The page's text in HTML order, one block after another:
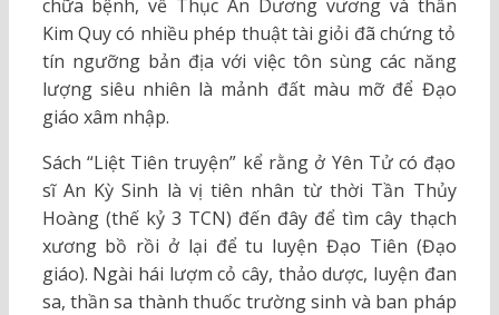
chữa bệnh, về Thục An Dương vương và thần
Kim Quy có nhiều phép thuật tài giỏi đã chứng tỏ
tín ngưỡng bản địa với việc tôn sùng các năng
lượng siêu nhiên là mảnh đất màu mỡ để Đạo
giáo xâm nhập.
Sách “Liệt Tiên truyện” kể rằng ở Yên Tử có đạo
sĩ An Kỳ Sinh là vị tiên nhân từ thời Tần Thủy
Hoàng (thế kỷ 3 TCN) đến đây để tìm cây thạch
xương bồ rồi ở lại để tu luyện Đạo Tiên (Đạo
giáo). Ngài hái lượm cỏ cây, thảo dược, luyện đan
sa, thần sa thành thuốc trường sinh và ban pháp